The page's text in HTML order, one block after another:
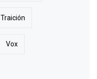
Traición
Vox